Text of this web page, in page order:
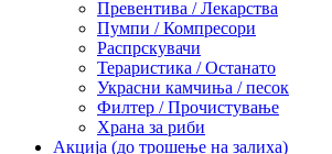
Превентива / Лекарства
Пумпи / Компресори
Распрскувачи
Тераристика / Останато
Украсни камчиња / песок
Филтер / Прочистување
Храна за риби
Акција (до трошење на залиха)